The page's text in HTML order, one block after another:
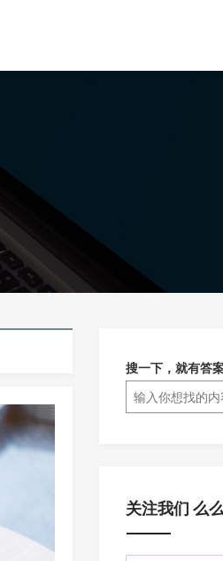
搜一下，就有答
关注我们 么